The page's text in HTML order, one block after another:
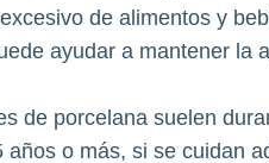
de alimentos y
ayudar a mantener la
de porcelana suelen
años o más, si se cuidan